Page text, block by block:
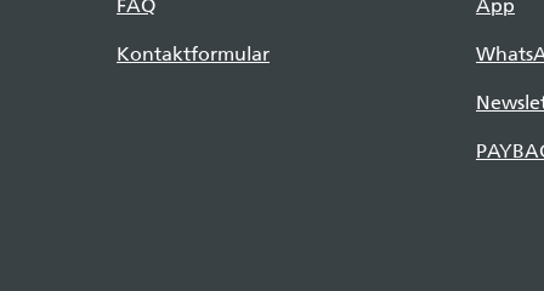
FAQ
Kontaktformular
App